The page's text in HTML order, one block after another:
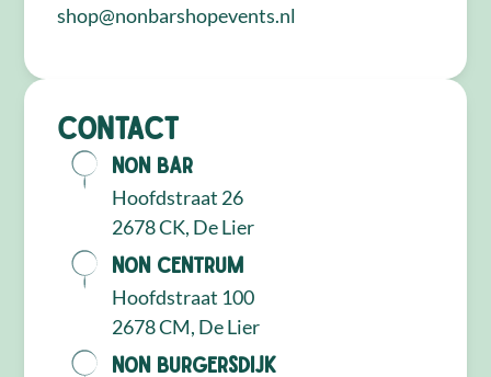
shop@nonbarshopevents.nl
Contact
NON Bar
Hoofdstraat 26
2678 CK, De Lier
NON Centrum
Hoofdstraat 100
2678 CM, De Lier
NON Burgersdijk